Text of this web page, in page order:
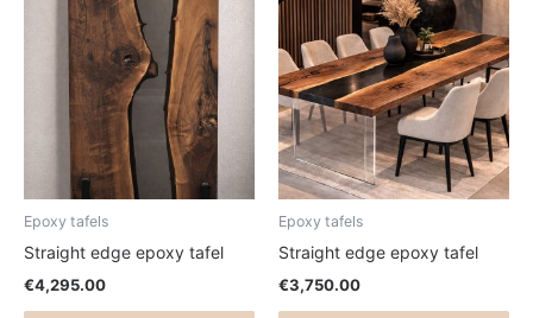
Epoxy tafels
Straight edge epoxy tafel
€4,295.00
Epoxy tafels
Straight edge epoxy tafel
€3,750.00